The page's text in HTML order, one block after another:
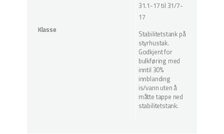
Klasse
31.1-17 til 31/7-
17
Stabilitetstank på
styrhustak.
Godkjent for
bulkføring med
inntil 30%
innblanding
is/vann uten å
måtte tappe ned
stabilitetstank.